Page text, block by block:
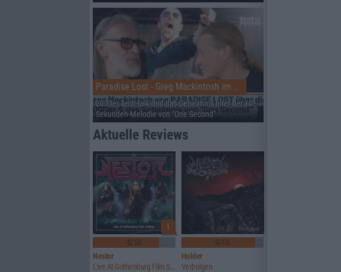
Paradise Lost - Greg Mackintosh im Interview auf dem RHZ
2000er, tech-talk und das Geheimnis hiter der 10-
Sekunden-Melodie von "One Second"
Aktuelle Reviews
1
8/10
Nestor
Live At Gothenburg Film Studios
9/10
Hulder
Verbolgen